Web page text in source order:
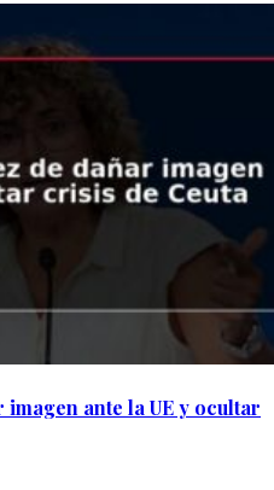
imagen ante la UE y ocultar